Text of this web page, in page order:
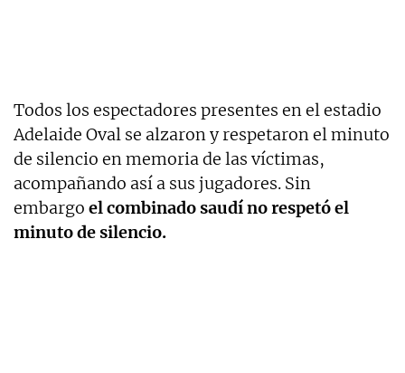
Todos los espectadores presentes en el estadio
Adelaide Oval se alzaron y respetaron el minuto
de silencio en memoria de las víctimas,
acompañando así a sus jugadores. Sin
embargo el combinado saudí no respetó el
minuto de silencio.